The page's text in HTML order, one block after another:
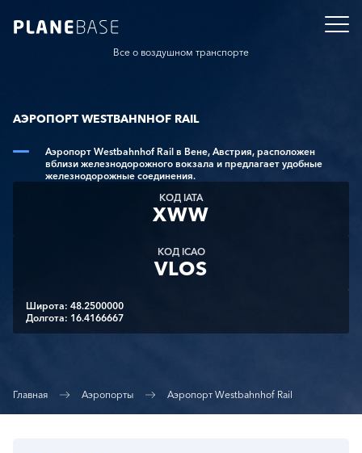
Все о воздушном транспорте
АЭРОПОРТ WESTBAHNHOF RAIL
Аэропорт Westbahnhof Rail в Вене, Австрия, расположен
вблизи железнодорожного вокзала и предлагает удобные
железнодорожные соединения.
КОД IATA
XWW
КОД ICAO
VLOS
Широта: 48.2500000
Долгота: 16.4166667
Главная Аэропорты Аэропорт Westbahnhof Rail